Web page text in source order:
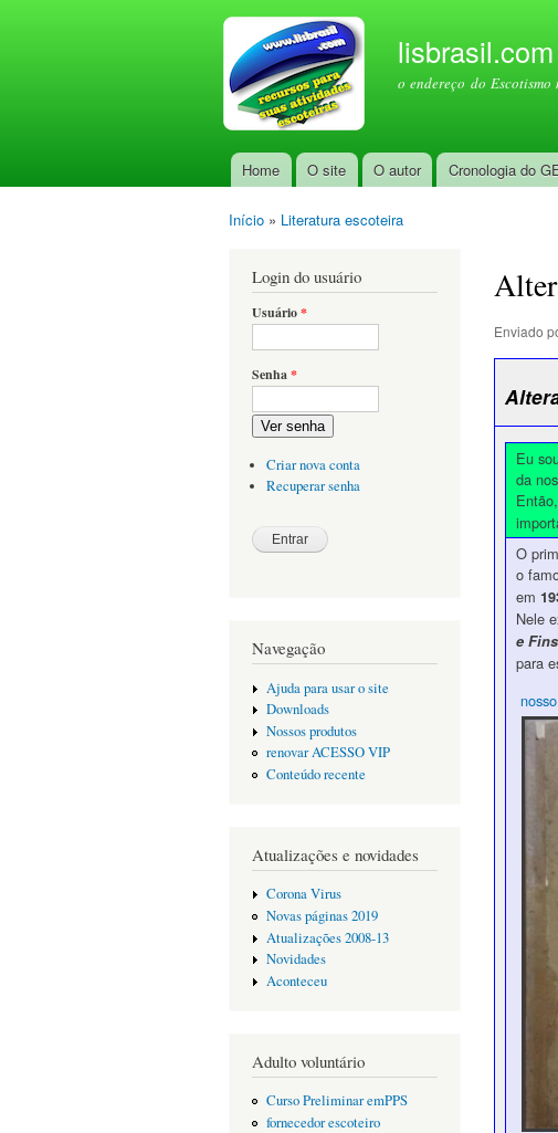
lisbrasil.com
o endereço do Escotismo
Menu principal
Home O site O autor Cronologia do
Início » Literatura escoteira
Login do usuário
Usuário*
Senha*
Ver senha
Criar nova conta
Recuperar senha
Navegação
Ajuda para usar o site
Downloads
Nossos produtos
renovar ACESSO VIP
Conteúdo recente
Atualizações e novidades
Corona Virus
Novas páginas 2019
Atualizações 2008-13
Novidades
Aconteceu
Adulto voluntário
Curso Preliminar emPPS
fornecedor escoteiro
Enviado
Eu
da
O
o
em
Nele
e Fins
para